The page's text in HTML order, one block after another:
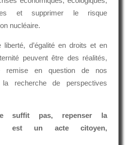
et supprimer le risque
nucléaire.
liberté, d’égalité en droits et en
peuvent être des réalités,
remise en question de nos
recherche de perspectives
suffit pas, repenser la
est un acte citoyen,